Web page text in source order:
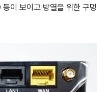
이 보이고 방열을 위한 구멍